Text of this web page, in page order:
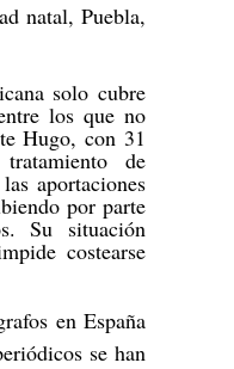
natal, Puebla,
solo cubre
los que no
Hugo, con 31
de
aportaciones
por parte
Su situación
costearse
en España
se han